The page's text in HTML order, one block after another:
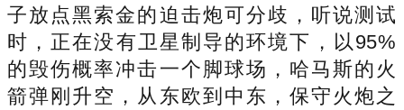
子放点黑索金的迫击炮可分歧，听说测试
时，正在没有卫星制导的环境下，以95%
的毁伤概率冲击一个脚球场，哈马斯的火
箭弹刚升空，从东欧到中东，保守火炮之